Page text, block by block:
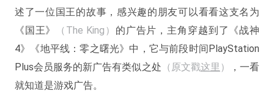
述了一位国王的故事，感兴趣的朋友可以看看这支名为
《国王》
（The King） 的广告片，主角穿越到了《战神
4》《地平线：零之曙光》中，它与前段时间PlayStation
Plus会员服务的新广告有类似之处 （原文戳这里 ）
，一看
就知道是游戏广告。